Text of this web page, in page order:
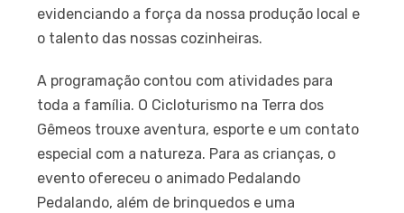
evidenciando a força da nossa produção local e
o talento das nossas cozinheiras.
A programação contou com atividades para
toda a família. O Cicloturismo na Terra dos
Gêmeos trouxe aventura, esporte e um contato
especial com a natureza. Para as crianças, o
evento ofereceu o animado Pedalando
Pedalando, além de brinquedos e uma